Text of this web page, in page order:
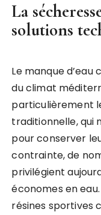
La
solutions
Le manque
du climat
particulièrement
traditionnelle, qui
pour conserver
contrainte, de
privilégient
économes en
résines sportives